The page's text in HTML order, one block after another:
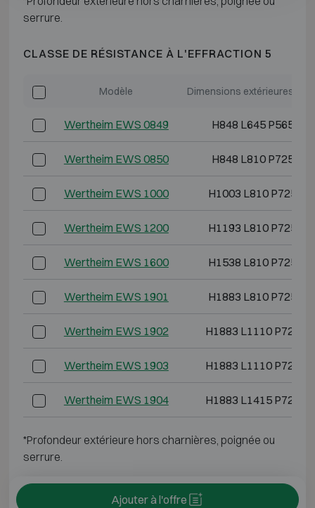
serrure.
CLASSE DE RÉSISTANCE À L'EFFRACTION 5
Modèle Dimensions extérieures
Wertheim EWS 0849 H848 L645 P565
Wertheim EWS 0850 H848 L810 P725
Wertheim EWS 1000 H1003 L810 P725
Wertheim EWS 1200 H1193 L810 P725
Wertheim EWS 1600 H1538 L810 P725
Wertheim EWS 1901 H1883 L810 P725
Wertheim EWS 1902 H1883 L1110 P725
Wertheim EWS 1903 H1883 L1110 P725
Wertheim EWS 1904 H1883 L1415 P725
*Profondeur extérieure hors charnières, poignée ou
serrure.
Ajouter à l'offre